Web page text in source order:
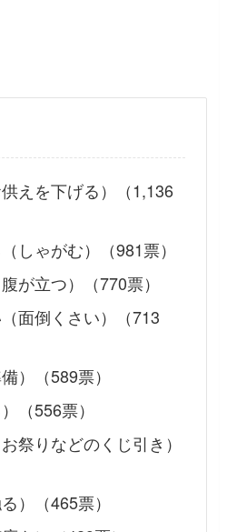
えを下げる）（1,136
しゃがむ）（981票）
が立つ）（770票）
面倒くさい）（713
）（589票）
（556票）
祭りなどのくじ引き）
）（465票）